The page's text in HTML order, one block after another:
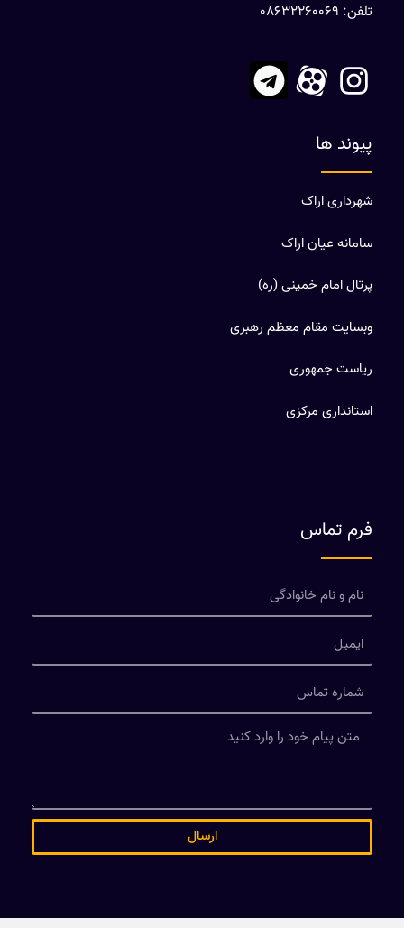
تلفن: 08632260069
پیوند ها
شهرداری اراک
سامانه عیان اراک
پرتال امام خمینی (ره)
وبسایت مقام معظم رهبری
ریاست جمهوری
استانداری مرکزی
فرم تماس
ارسال